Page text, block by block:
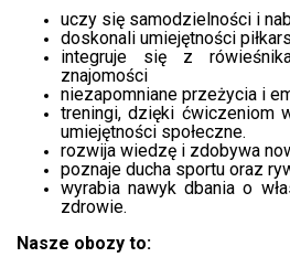
uczy się samodzielności i
doskonali umiejętności
integruje się z
znajomości
niezapomniane przeżycia i
treningi, dzięki ćwiczeniom
umiejętności społeczne.
rozwija wiedzę i zdobywa
poznaje ducha sportu oraz
wyrabia nawyk dbania o
zdrowie.
Nasze obozy to: